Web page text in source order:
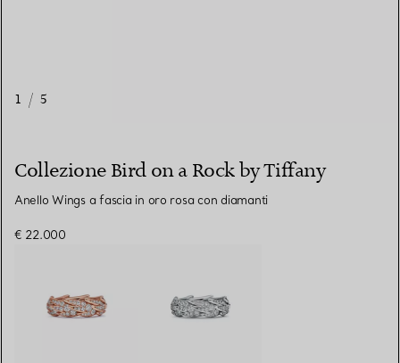
1 / 5
Collezione Bird on a Rock by Tiffany
Anello Wings a fascia in oro rosa con diamanti
€ 22.000